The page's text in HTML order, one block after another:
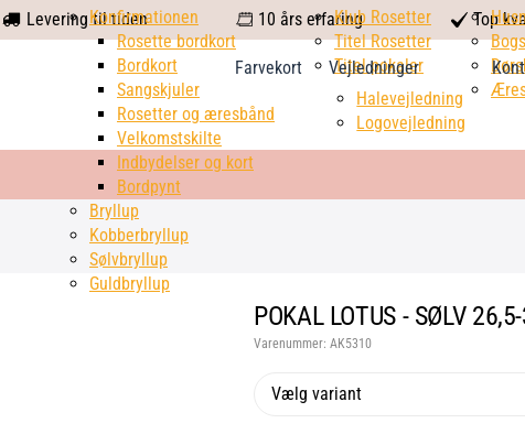
Levering til tiden calendar
10 års erfaring
check
mark
Top
Farvekort
Vejledninger
Halevejledning
Logovejledning
Konfirmationen
Rosette bordkort
Bordkort
Sangskjuler
Rosetter og æresbånd
Velkomstskilte
Indbydelser og kort
Bordpynt
Bryllup
Kobberbryllup
Sølvbryllup
Guldbryllup
Klub Rosetter
Titel Rosetter
Titel pokaler
POKAL LOTUS - SØLV
Varenummer: AK5310
Vælg variant